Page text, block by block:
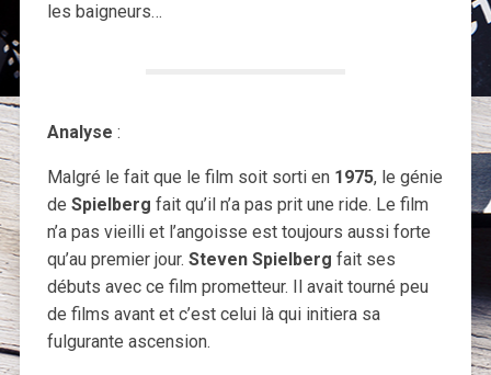
les baigneurs…
Analyse :
Malgré le fait que le film soit sorti en 1975, le génie
de Spielberg fait qu’il n’a pas prit une ride. Le film
n’a pas vieilli et l’angoisse est toujours aussi forte
qu’au premier jour. Steven Spielberg fait ses
débuts avec ce film prometteur. Il avait tourné peu
de films avant et c’est celui là qui initiera sa
fulgurante ascension.